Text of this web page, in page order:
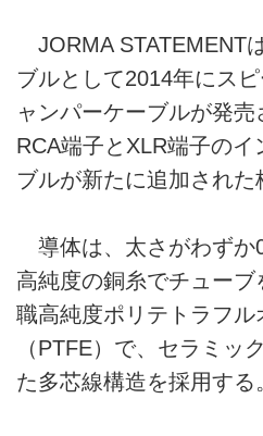
JORMA STATEMENT
ブルとして2014年にス
ャンパーケーブルが発売
RCA端子とXLR端子の
ブルが新たに追加された
導体は、太さがわずか
高純度の銅糸でチュー
職高純度ポリテトラフル
（PTFE）で、セラミッ
た多芯線構造を採用する